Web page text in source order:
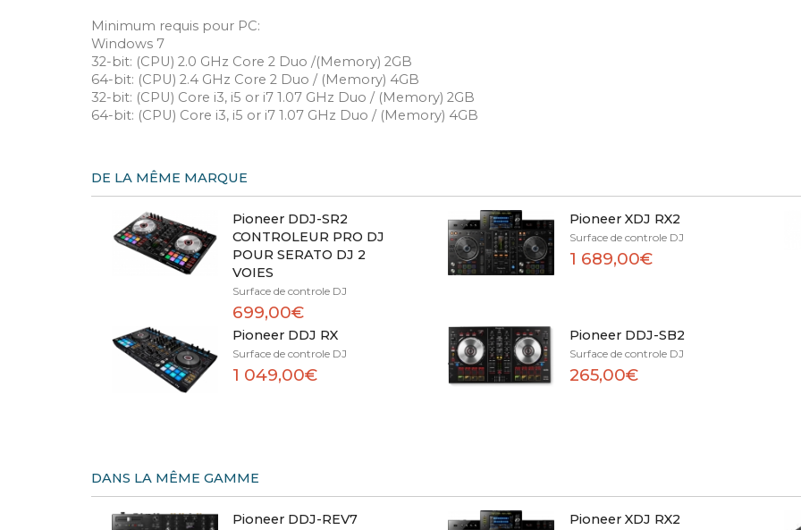
Minimum requis pour PC:
Windows 7
32-bit: (CPU) 2.0 GHz Core 2 Duo /(Memory) 2GB
64-bit: (CPU) 2.4 GHz Core 2 Duo / (Memory) 4GB
32-bit: (CPU) Core i3, i5 or i7 1.07 GHz Duo / (Memory) 2GB
64-bit: (CPU) Core i3, i5 or i7 1.07 GHz Duo / (Memory) 4GB
DE LA MÊME MARQUE
Pioneer DDJ-SR2
CONTROLEUR PRO DJ
POUR SERATO DJ 2
VOIES
Surface de controle DJ
699,00€
Pioneer XDJ RX2
Surface de controle DJ
1 689,00€
Pioneer DDJ RX
Surface de controle DJ
1 049,00€
Pioneer DDJ-SB2
Surface de controle DJ
265,00€
DANS LA MÊME GAMME
Pioneer DDJ-REV7 Pioneer XDJ RX2